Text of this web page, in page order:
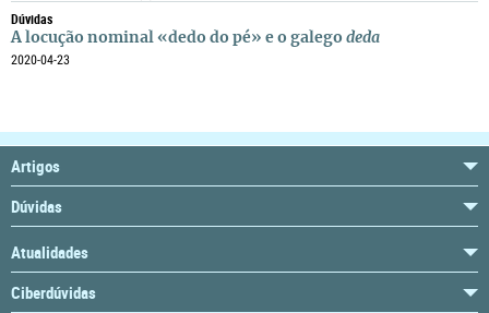
Dúvidas
A locução nominal «dedo do pé» e o galego deda
2020-04-23
Artigos
Dúvidas
Atualidades
Ciberdúvidas